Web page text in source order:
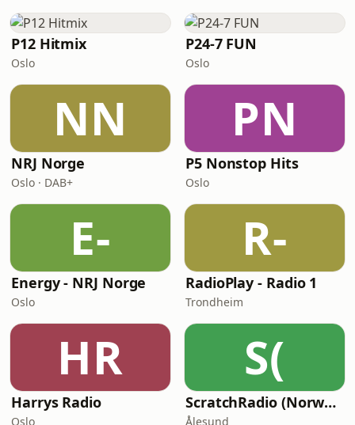
P12 Hitmix
Oslo
P24-7 FUN
Oslo
NN
NRJ Norge
Oslo · DAB+
PN
P5 Nonstop Hits
Oslo
E-
Energy - NRJ Norge
Oslo
R-
RadioPlay - Radio 1
Trondheim
HR
Harrys Radio
Oslo
S(
ScratchRadio (Norway)
Ålesund